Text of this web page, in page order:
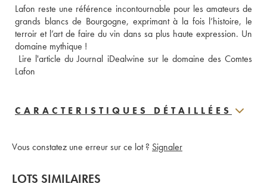
Lafon reste une référence incontournable pour les amateurs de
grands blancs de Bourgogne, exprimant à la fois l’histoire, le
terroir et l’art de faire du vin dans sa plus haute expression. Un
domaine mythique !
Lire l'article du Journal iDealwine sur le domaine des Comtes
Lafon
CARACTERISTIQUES DÉTAILLÉES
Vous constatez une erreur sur ce lot ? Signaler
LOTS SIMILAIRES